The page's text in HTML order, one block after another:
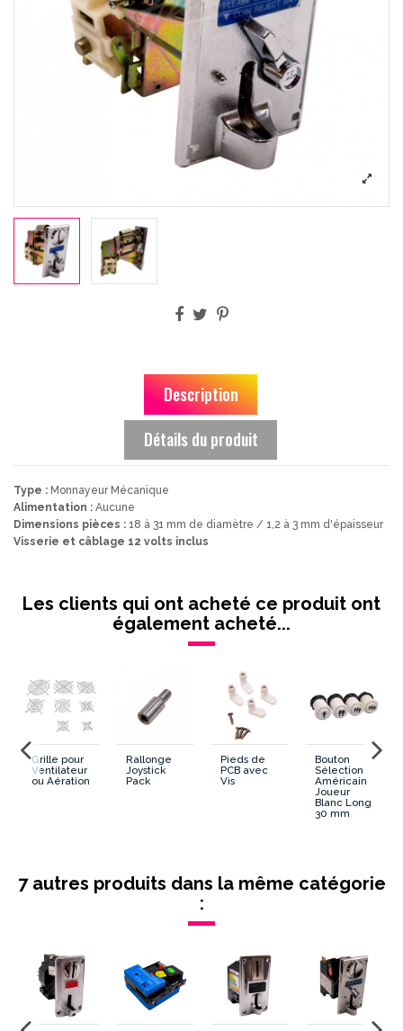
Description
Détails du produit
Type : Monnayeur Mécanique
Alimentation : Aucune
Dimensions pièces : 18 à 31 mm de diamètre / 1,2 à 3 mm d'épaisseur
Visserie et câblage 12 volts inclus
Les clients qui ont acheté ce produit ont
également acheté...
Grille pour
Ventilateur
ou Aération
Rallonge
Joystick
Pack
Pieds de
PCB avec
Vis
Bouton
Sélection
Américain
Joueur
Blanc Long
30 mm
7 autres produits dans la même catégorie
: